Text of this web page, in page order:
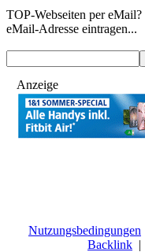
TOP-Webseiten per eMail?
eMail-Adresse eintragen...
Anzeige
Nutzungsbedingungen
Backlink |